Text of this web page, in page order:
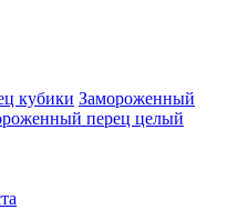
кубики Замороженный
перец целый